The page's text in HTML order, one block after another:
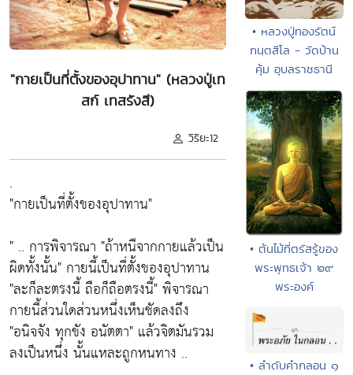
"กายเป็นที่ตั้งของอุปาทาน" (หลวงปู่เท
สก์ เทสรังสี)
วิริยะ12
.
"กายเป็นที่ตั้งของอุปาทาน"
" .. การพิจารณา "ถ้าหนีจากกายแล้วเป็น
ผิดทั้งนั้น" กายนี้เป็นที่ตั้งของอุปาทาน
"ละก็ละตรงนี้ ถือก็ถือตรงนี้"พิจารณา
กายนี้ส่วนใดส่วนหนึ่งเห็นชัดลงถึง
"อนิจจัง ทุกขัง อนัตตา" แล้วจิตมันรวม
ลงเป็นหนึ่ง นั้นแหละถูกหนทาง ..
• หลวงปู่ทองรัตน์
กนฺตสีโล - วัดบ้าน
คุ้ม อุบลราชธานี
• ต้นไม้ที่ตรัสรู้ของ
พระพุทธเจ้า ๒๙
พระองค์
• ลำดับคำกลอน ๑